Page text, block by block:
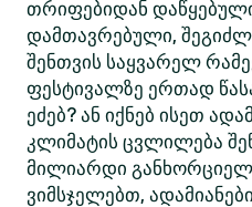
თრიფებიდან
დამთავრებული,
შენთვის საყვარელ
ფესტივალზე ერთად
ეძებ? ან იქნებ ისეთ
კლიმატის ცვლილება
მილიარდი
ვიმსჯელებთ,